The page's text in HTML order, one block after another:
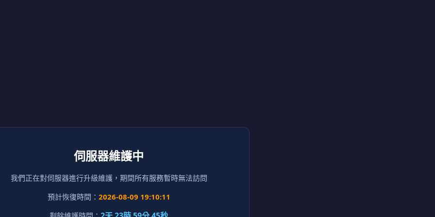
伺服器維護中
我們正在對伺服器進行升級維護，期間所有服務暫時無法訪問
預計恢復時間： 2026-08-09 19:10:11